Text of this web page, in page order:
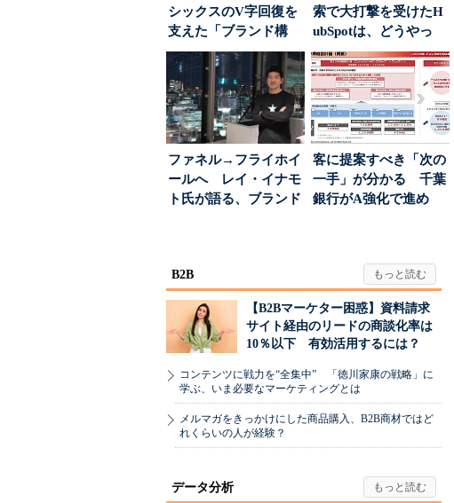
シックスのV字回復を
支えた「ブランド構
築」の考え方
索で大打撃を受けたH
ubSpotは、どうやっ
て“未来の顧...
ファネル→フライホイ
ールへ レイ・イナモ
ト氏が語る、ブランド
客に提案すべき「次の
一手」が分かる 千葉
銀行がA強化で進め
B2B
【B2Bマーケター困惑】資料請求
サイト経由のリードの商談化率は
10％以下 有効活用するには？
コンテンツに戦力を“全集中” 「徳川家康の戦略」に
学ぶ、いま必要なマーケティングとは
メルマガをきっかけにした商品購入、B2B商材ではど
れくらいの人が経験？
データ分析